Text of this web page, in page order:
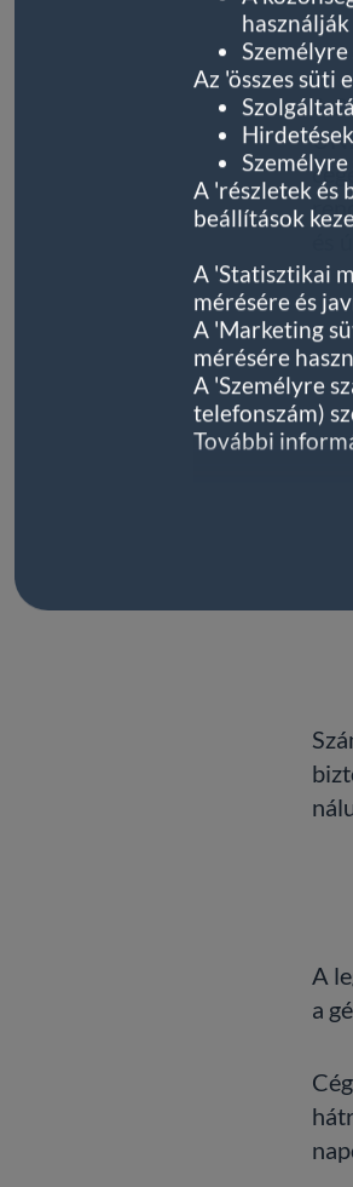
Az 'összes süti
A 'részletek és
beállítások
A 'Statisztikai
mérésére és
A 'Marketing
mérésére
A 'Személyre
telefonszám)
További
A
A
a